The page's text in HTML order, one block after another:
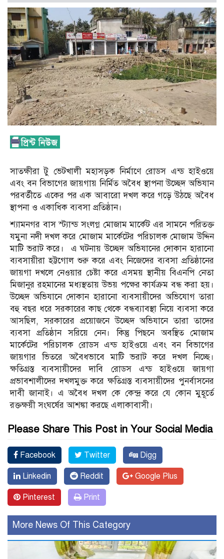
সাতক্ষীরা টু ভেটখালী মহাসড়ক নির্মাণে রোডস এন্ড হাইওয়ে
এবং বন বিভাগের জায়গায় নির্মিত অবৈধ স্থাপনা উচ্ছেদ অভিযান
পরবর্তীতে একের পর এক আবারো দখল করে গড়ে উঠছে অবৈধ
স্থাপনা ও একাধিক ব্যবসা প্রতিষ্ঠান।
শ্যামনগর বাস স্ট্যান্ড সংলগ্ন মোজাম মার্কেট এর সামনে পরিতক্ত
যমুনা নদী দখল করে মোজাম মার্কেটের পরিচালক মোজাম উদ্দিন
মাটি ভরাট করে। এ ঘটনায় উচ্ছেদ অভিযানের দোকান হারানো
ব্যবসায়ীরা হট্টগোল শুরু করে এবং নিজেদের ব্যবসা প্রতিষ্ঠানের
জায়গা দখলে নেওয়ার চেষ্টা করে এসময় স্থানীয় বিএনপি নেতা
মিজানুর রহমানের মধ্যস্থতায় উভয় পক্ষের কার্যক্রম বন্ধ করা হয়।
উচ্ছেদ অভিযানে দোকান হারানো ব্যবসায়ীদের অভিযোগ তারা
বহু বছর ধরে সরকারের কাছ থেকে বন্ধব্যাবস্থা নিয়ে ব্যবসা করে
আসছিল, সরকারের প্রয়োজনে উচ্ছেদ অভিযানে তারা তাদের
ব্যবসা প্রতিষ্ঠান সরিয়ে নেন। কিন্তু পিছনে অবস্থিত মোজাম
মার্কেটের পরিচালক রোডস এন্ড হাইওয়ে এবং বন বিভাগের
জায়গার ভিতরে অবৈধভাবে মাটি ভরাট করে দখল নিচ্ছে।
ক্ষতিগ্রস্ত ব্যবসায়ীদের দাবি রোডস এন্ড হাইওয়ে জায়গা
প্রভাবশালীদের দখলমুক্ত করে ক্ষতিগ্রস্ত ব্যবসায়ীদের পুনর্বাসনের
দাবী জানাই। এ অবৈধ দখল কে কেন্দ্র করে যে কোন মুহূর্তে
রক্তক্ষয়ী সংঘর্ষের আশঙ্কা করছে এলাকাবাসী।
Please Share This Post in Your Social Media
Facebook Twitter Digg
Linkedin Reddit Google Plus
Pinterest Print
More News Of This Category